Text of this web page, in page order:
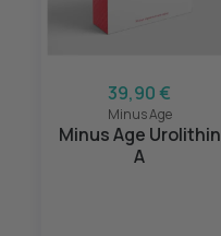
39,90 €
Minus Age
Minus Age Urolithin
A